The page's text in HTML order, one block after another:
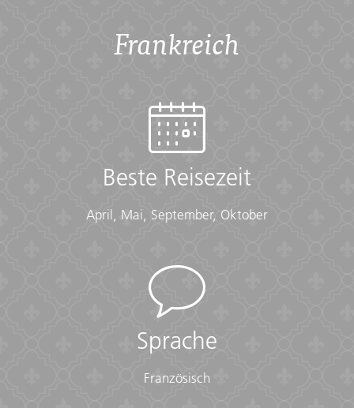
Frankreich
Beste Reisezeit
April, Mai, September, Oktober
Sprache
Französisch